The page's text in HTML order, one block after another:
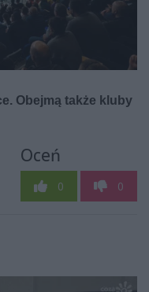
Oceń
0 0